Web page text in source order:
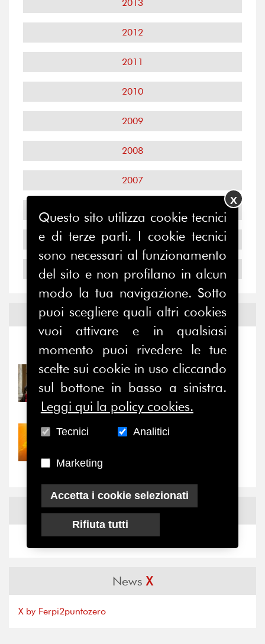
2013
2012
2011
2010
2009
2008
2007
2006
2005
Notizie edEventi
Notizie -Eventi
31/07/2026
Prima della pausa estiva,
il valore di...
30/07/2026
“grande cecità”: la...
NewsFacebook
News X
X by Ferpi2puntozero
Questo sito utilizza cookie tecnici
e di terze parti. I cookie tecnici
sono necessari al funzionamento
del sito e non profilano in alcun
modo la tua navigazione. Sotto
puoi scegliere quali altri cookies
vuoi attivare e in qualsiasi
momento puoi rivedere le tue
scelte sui cookie in uso cliccando
sul bottone in basso a sinistra.
Leggi qui la policy cookies.
Tecnici Analitici
Marketing
Accetta i cookie selezionati
Rifiuta tutti
X